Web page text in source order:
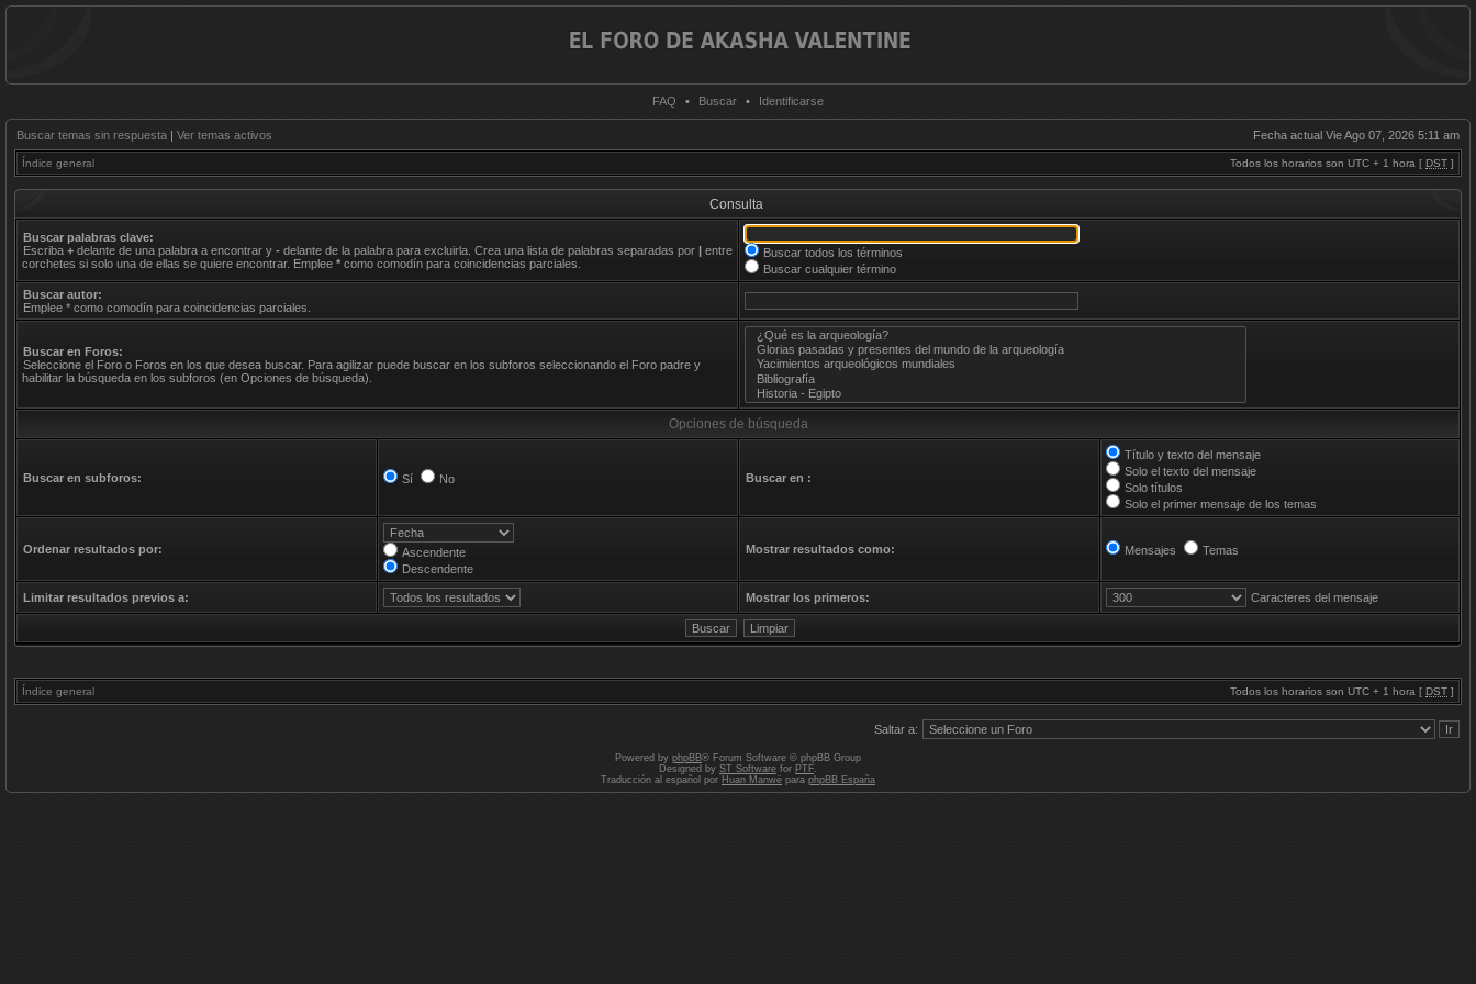
FAQ • Buscar • Identificarse
Buscar temas sin respuesta | Ver temas activos Fecha actual Vie Ago 07, 2026 5:11 am
Índice general Todos los horarios son UTC + 1 hora [ DST ]
Consulta
Buscar palabras clave:
Escriba + delante de una palabra a encontrar y - delante de la palabra para excluirla. Crea una lista de palabras separadas por | entre
corchetes si solo una de ellas se quiere encontrar. Emplee * como comodín para coincidencias parciales.
Buscar todos los términos
Buscar cualquier término
Buscar autor:
Emplee * como comodín para coincidencias parciales.
Buscar en Foros:
Seleccione el Foro o Foros en los que desea buscar. Para agilizar puede buscar en los subforos seleccionando el Foro padre y
habilitar la búsqueda en los subforos (en Opciones de búsqueda).
Opciones de búsqueda
Buscar en subforos: Sí No Buscar en :
Título y texto del mensaje
Solo el texto del mensaje
Solo títulos
Solo el primer mensaje de los temas
Ordenar resultados por:
Ascendente
Descendente
Mostrar resultados como: Mensajes Temas
Limitar resultados previos a: Mostrar los primeros: Caracteres del mensaje
Índice general Todos los horarios son UTC + 1 hora [ DST ]
Saltar a:
Powered by phpBB® Forum Software © phpBB Group
Designed by ST Software for PTF.
Traducción al español por Huan Manwë para phpBB España